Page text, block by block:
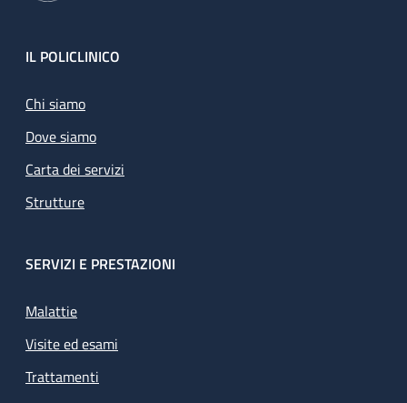
Footer
IL POLICLINICO
Chi siamo
Dove siamo
Carta dei servizi
Strutture
SERVIZI E PRESTAZIONI
Malattie
Visite ed esami
Trattamenti